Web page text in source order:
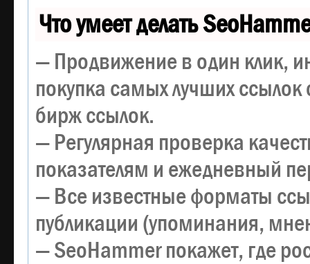
Что умеет делать
— Продвижение в один клик,
покупка самых лучших ссылок
бирж ссылок.
— Регулярная проверка
показателям и ежедневный
— Все известные форматы
публикации (упоминания,
— SeoHammer покажет, где